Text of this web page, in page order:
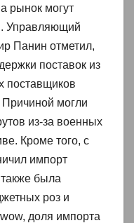
рынок могут
Управляющий
Панин отметил,
поставок из
поставщиков
могли
из-за военных
Кроме того, с
импорт
была
роз и
доля импорта